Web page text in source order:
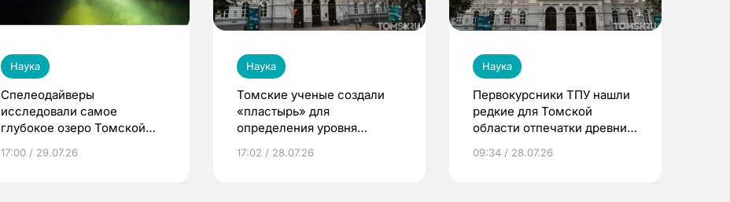
Наука
Спелеодайверы
исследовали самое
глубокое озеро Томской
17:00 / 29.07.26
Наука
Томские ученые создали
«пластырь» для
определения уровня
17:02 / 28.07.26
Наука
Первокурсники ТПУ нашли
редкие для Томской
области отпечатки древних
09:34 / 28.07.26